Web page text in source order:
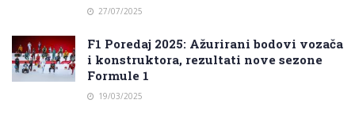
27/07/2025
F1 Poredaj 2025: Ažurirani bodovi vozača
i konstruktora, rezultati nove sezone
Formule 1
19/03/2025